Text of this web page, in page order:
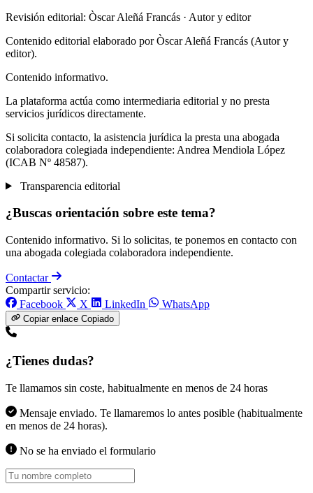
Revisión editorial: Òscar Aleñá Francás · Autor y editor
Contenido editorial elaborado por Òscar Aleñá Francás (Autor y
editor).
Contenido informativo.
La plataforma actúa como intermediaria editorial y no presta
servicios jurídicos directamente.
Si solicita contacto, la asistencia jurídica la presta una abogada
colaboradora colegiada independiente: Andrea Mendiola López
(ICAB Nº 48587).
Transparencia editorial
¿Buscas orientación sobre este tema?
Contenido informativo. Si lo solicitas, te ponemos en contacto con
una abogada colegiada colaboradora independiente.
Contactar
Compartir servicio:
Facebook
X LinkedIn WhatsApp
Copiar enlace Copiado
¿Tienes dudas?
Te llamamos sin coste, habitualmente en menos de 24 horas
Mensaje enviado. Te llamaremos lo antes posible (habitualmente
en menos de 24 horas).
No se ha enviado el formulario